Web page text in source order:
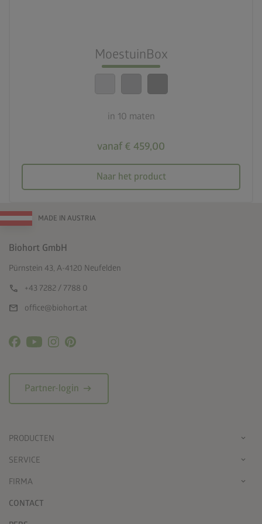
MoestuinBox
in 10 maten
vanaf € 459,00
Naar het product
calendar_month
20 jaar garantie
MADE IN AUSTRIA
Biohort GmbH
Pürnstein 43, A-4120 Neufelden
call +43 7282 / 7788 0
mail office@biohort.at
Partner-login arrow_right_alt
PRODUCTEN
SERVICE
FIRMA
CONTACT